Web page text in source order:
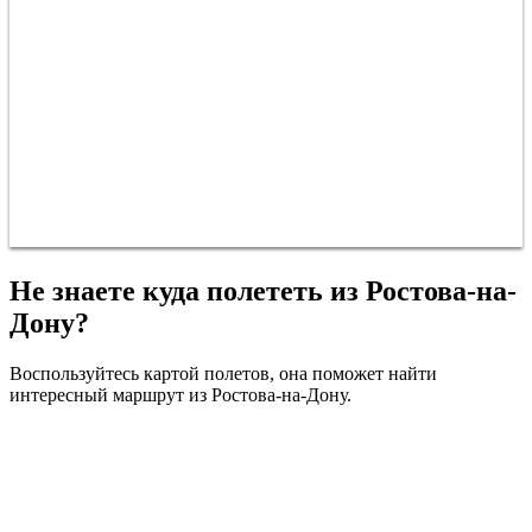
Не знаете куда полететь из Ростова-на-
Дону?
Воспользуйтесь картой полетов, она поможет найти
интересный маршрут из Ростова-на-Дону.